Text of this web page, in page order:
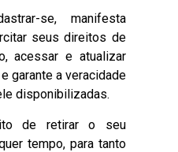
se, manifesta
seus direitos de
acessar e atualizar
garante a veracidade
disponibilizadas.
de retirar o seu
tempo, para tanto